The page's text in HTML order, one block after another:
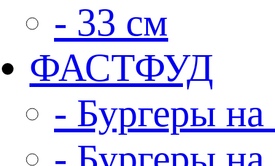
- 33 см
ФАСТФУД
- Бургеры